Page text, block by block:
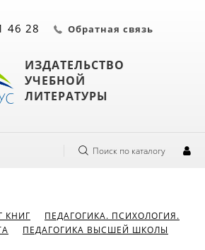
ИЗДАТЕЛЬСТВО
УЧЕБНОЙ
ЛИТЕРАТУРЫ
46 28 Обратная связь
Поиск по каталогу
КНИГ
ПЕДАГОГИКА. ПСИХОЛОГИЯ.
ПЕДАГОГИКА ВЫСШЕЙ ШКОЛЫ